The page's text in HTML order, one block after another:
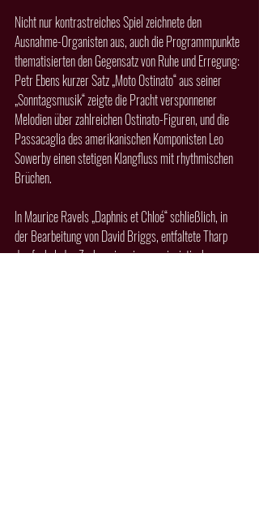
Nicht nur kontrastreiches Spiel zeichnete den
Ausnahme-Organisten aus, auch die Programmpunkte
thematisierten den Gegensatz von Ruhe und Erregung:
Petr Ebens kurzer Satz „Moto Ostinato“ aus seiner
„Sonntagsmusik“ zeigte die Pracht versponnener
Melodien über zahlreichen Ostinato-Figuren, und die
Passacaglia des amerikanischen Komponisten Leo
Sowerby einen stetigen Klangfluss mit rhythmischen
Brüchen.
In Maurice Ravels „Daphnis et Chloé“ schließlich, in
der Bearbeitung von David Briggs, entfaltete Tharp
den funkelnden Zauber einer impressionistischen